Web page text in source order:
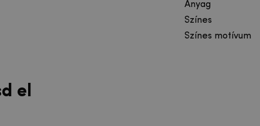
Anyag
Színes
Színes motívum
el